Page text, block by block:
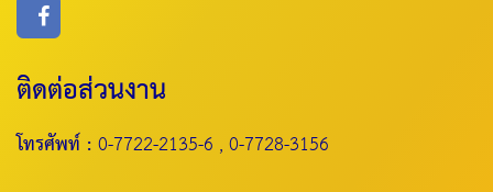
ติดต่อส่วนงาน
โทรศัพท์ :0-7722-2135-6 , 0-7728-3156